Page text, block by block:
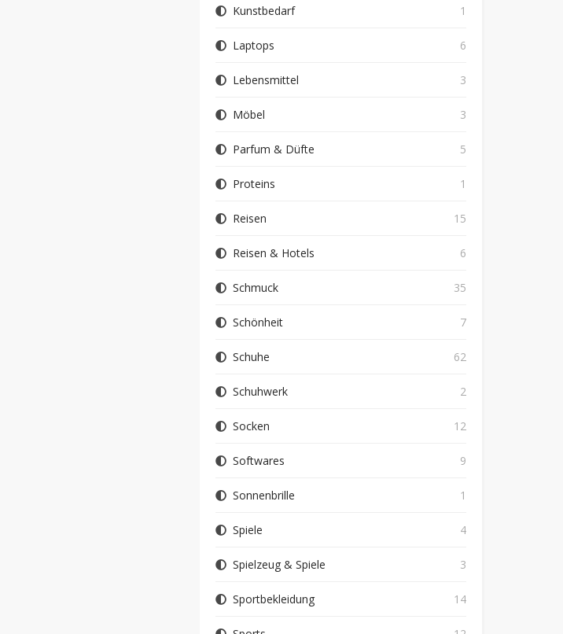
Kunstbedarf 1
Laptops 6
Lebensmittel 3
Möbel 3
Parfum & Düfte 5
Proteins 1
Reisen 15
Reisen & Hotels 6
Schmuck 35
Schönheit 7
Schuhe 62
Schuhwerk 2
Socken 12
Softwares 9
Sonnenbrille 1
Spiele 4
Spielzeug & Spiele 3
Sportbekleidung 14